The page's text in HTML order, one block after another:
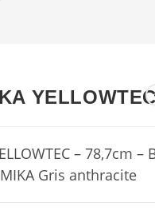
– 78,7cm –
Gris anthracite